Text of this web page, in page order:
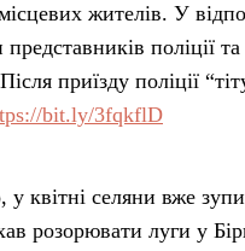
жителів. У
поліції
приїзду поліції
bit.ly/3fqkflD
у квітні селяни вже
розорювати луги у